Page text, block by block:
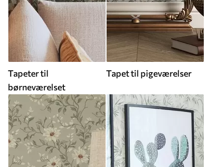
Tapeter til
børneværelset
Tapet til pigeværelser